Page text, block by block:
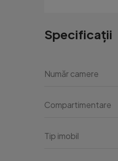
Specificații
Număr camere
Compartimentare
Tip imobil